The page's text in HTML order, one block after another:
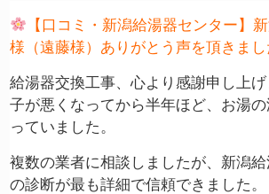
【 口コミ・新潟給湯器センター】
様（遠藤様）ありがとう声を頂きまし
給湯器交換工事、心より感謝申し上
子が悪くなってから半年ほど、お湯
っていました。
複数の業者に相談しましたが、新潟
の診断が最も詳細で信頼できました。